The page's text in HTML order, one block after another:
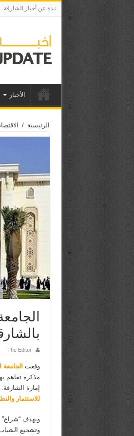
نبذة عن أخبار الشارقة
الأخبار
الرئيسية /
The Editor
وقعت الجامعة
مذكرة تفاهم
إمارة
للاستثمار
ويهدف “شراع”
وتشجيع